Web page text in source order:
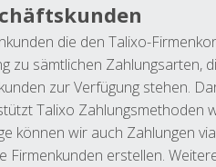
die den Talixo-
zu sämtlichen Zahlungsarten,
zur Verfügung stehen.
Talixo Zahlungsmethoden
können wir auch Zahlungen
Firmenkunden erstellen.